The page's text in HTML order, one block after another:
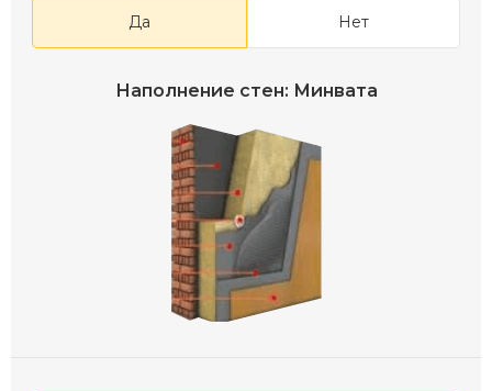
Да Нет
Наполнение стен: Минвата